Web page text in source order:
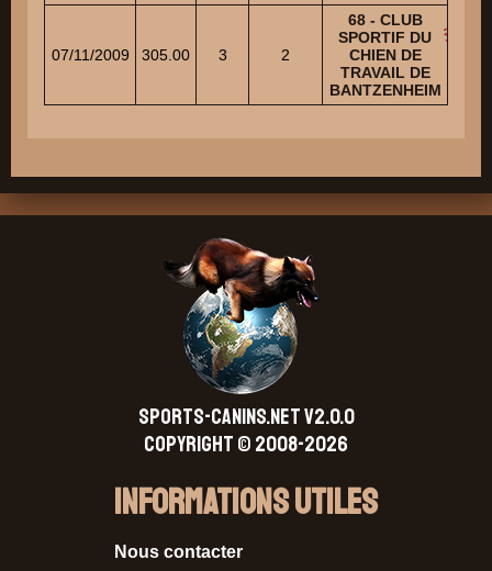
07/11/2009 305.00 3 2
68 - CLUB
SPORTIF DU
CHIEN DE
TRAVAIL DE
BANTZENHEIM
SPORTS-CANINS.NET V2.0.0
Copyright © 2008-2026
Informations Utiles
Nous contacter